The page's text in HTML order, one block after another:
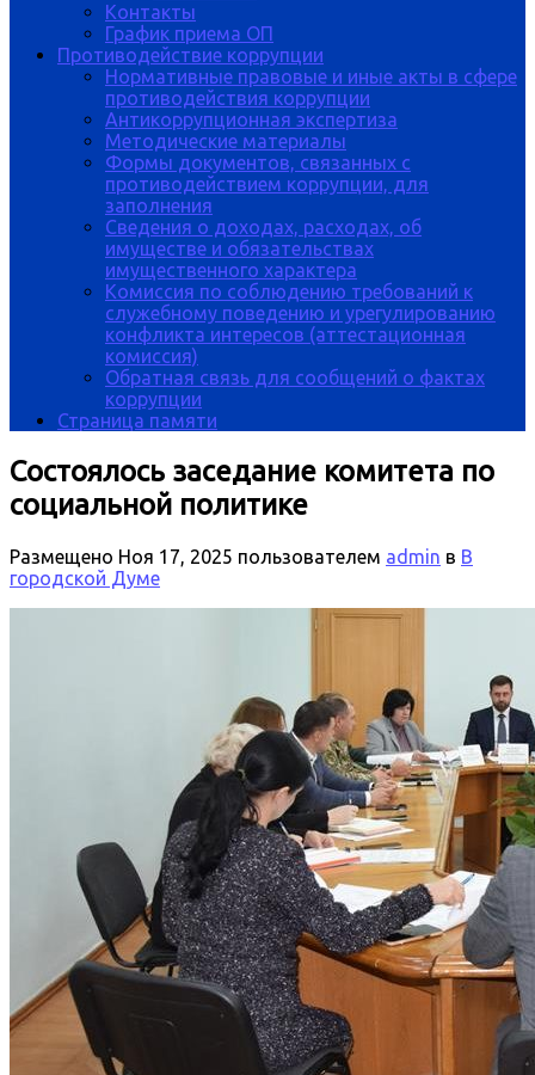
Контакты
График приема ОП
Противодействие коррупции
Нормативные правовые и иные акты в сфере
противодействия коррупции
Антикоррупционная экспертиза
Методические материалы
Формы документов, связанных с
противодействием коррупции, для
заполнения
Сведения о доходах, расходах, об
имуществе и обязательствах
имущественного характера
Комиссия по соблюдению требований к
служебному поведению и урегулированию
конфликта интересов (аттестационная
комиссия)
Обратная связь для сообщений о фактах
коррупции
Страница памяти
Состоялось заседание комитета по
социальной политике
Размещено Ноя 17, 2025 пользователем admin в В
городской Думе